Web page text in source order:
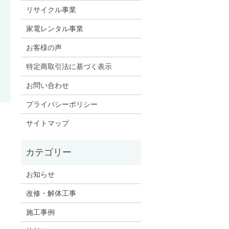
リサイクル事業
家電レンタル事業
お客様の声
特定商取引法に基づく表示
お問い合わせ
プライバシーポリシー
サイトマップ
お知らせ
改修・解体工事
施工事例